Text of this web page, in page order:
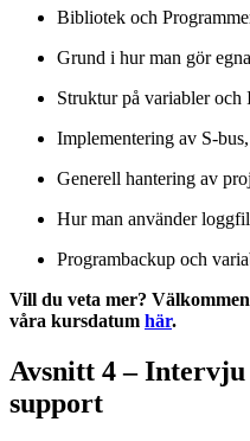
Bibliotek och
Grund i hur man gör
Struktur på variabler och
Implementering av S-
Generell hantering av
Hur man använder
Programbackup och
Vill du veta mer?
våra kursdatum här.
Avsnitt 4 –
support